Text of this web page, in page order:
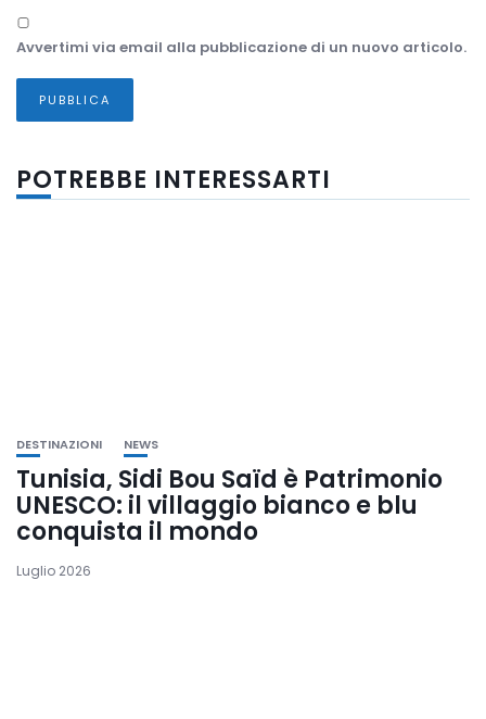
Avvertimi via email alla pubblicazione di un nuovo articolo.
POTREBBE INTERESSARTI
DESTINAZIONI NEWS
Tunisia, Sidi Bou Saïd è Patrimonio
UNESCO: il villaggio bianco e blu
conquista il mondo
Luglio 2026